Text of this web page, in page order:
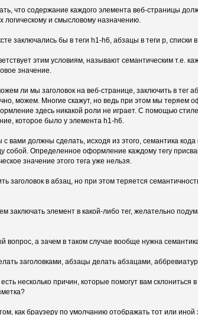
что содержание каждого элемента веб-страницы
логическому и смысловому назначению.
заключались бы в теги h1-h6, абзацы в теги p, списки
этим условиям, называют семантическим т.е.
значение.
ли мы заголовок на веб-странице, заключить в тег
можем. Многие скажут, но ведь при этом мы теряем
здесь никакой роли не играет. С помощью
которое было у элемента h1-h6.
вами должны сделать, исходя из этого, семантика
собой. Определенное оформление каждому тегу
значение этого тега уже нельзя.
заголовок в абзац, но при этом теряется
заключать элемент в какой-либо тег, желательно
вопрос, а зачем в таком случае вообще нужна
заголовками, абзацы делать абзацами,
несколько причин, которые помогут вам склониться
как браузеру по умолчанию отображать тот или иной